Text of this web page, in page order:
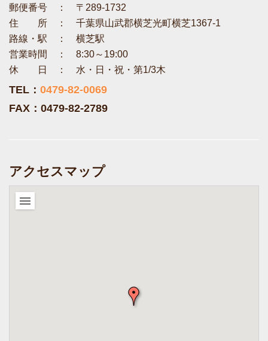
郵便番号 ： 〒289-1732
住 所 ： 千葉県山武郡横芝光町横芝1367-1
路線・駅 ： 横芝駅
営業時間 ： 8:30～19:00
休 日 ： 水・日・祝・第1/3木
TEL： 0479-82-0069
FAX：0479-82-2789
アクセスマップ